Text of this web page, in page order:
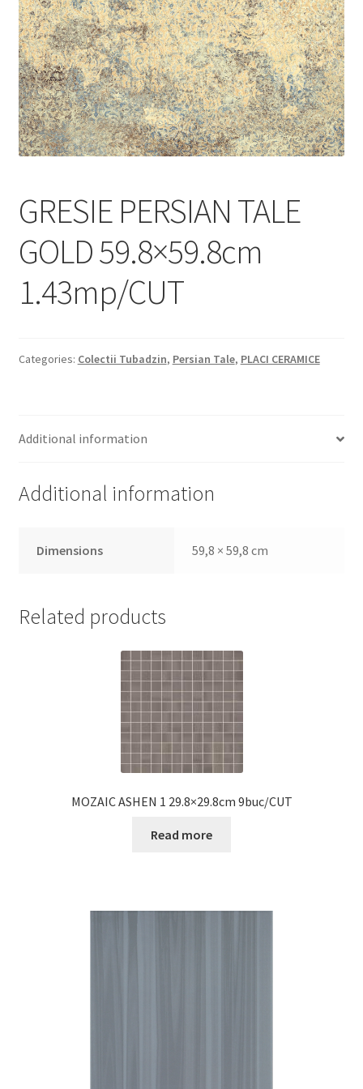
Informatii
Plata si Livrare
Politică de confidențialitate
Politica de cookie
Magazin
Plată
GRESIE PERSIAN TALE
GOLD 59.8×59.8cm
1.43mp/CUT
Categories: Colectii Tubadzin, Persian Tale, PLACI CERAMICE
Additional information
Additional information
Dimensions 59,8 × 59,8 cm
Related products
MOZAIC ASHEN 1 29.8×29.8cm 9buc/CUT
Read more